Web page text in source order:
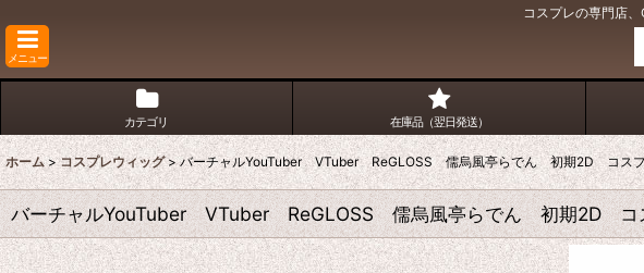
コスプレの専門店
メニュー
カテゴリ 在庫品（翌日発送）
ホーム > コスプレウィッグ > バーチャルYouTuber VTuber ReGLOSS 儒烏風亭らでん 初期2D コス
バーチャルYouTuber VTuber ReGLOSS 儒烏風亭らでん 初期2D コ